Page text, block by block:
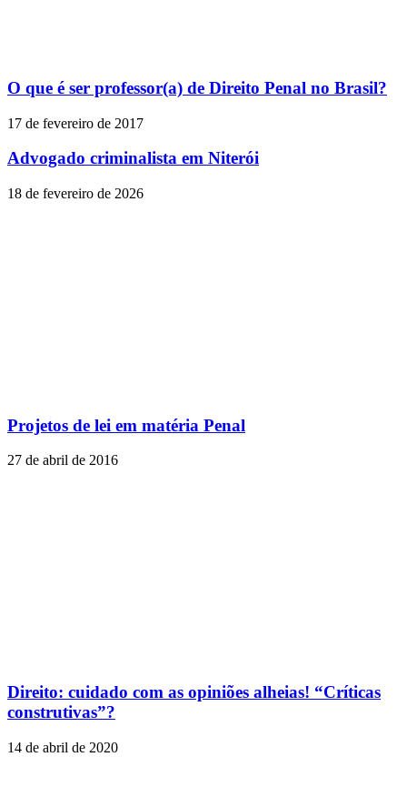
O que é ser professor(a) de Direito Penal no Brasil?
17 de fevereiro de 2017
Advogado criminalista em Niterói
18 de fevereiro de 2026
Projetos de lei em matéria Penal
27 de abril de 2016
Direito: cuidado com as opiniões alheias! “Críticas
construtivas”?
14 de abril de 2020